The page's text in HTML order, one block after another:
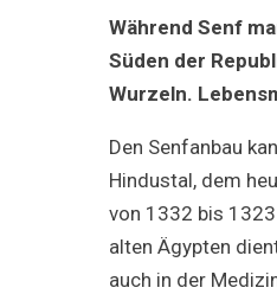
Während Senf
Süden der
Wurzeln.
Den Senfanbau
Hindustal, dem
von 1332 bis
alten Ägypten
auch in der